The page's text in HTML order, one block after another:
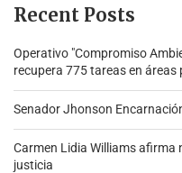
Recent Posts
Operativo "Compromiso
recupera 775 tareas en áreas
Senador Jhonson
Carmen Lidia Williams afirma
justicia